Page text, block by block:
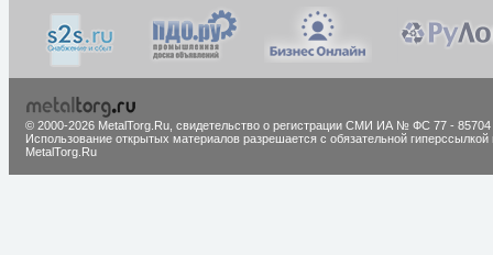
© 2000-2026 MetalTorg.Ru, cвидетельство о регистрации СМИ ИА № ФС 77 - 85704
Использование открытых материалов разрешается с обязательной гиперссылкой
MetalTorg.Ru